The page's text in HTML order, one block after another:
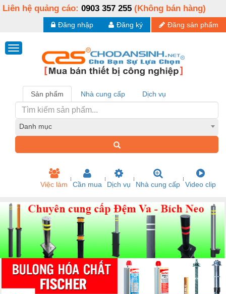
Liên hệ quảng cáo: 0903 357 255 (Không bán hàng)
Đăng sản phẩm
Đăng ký
Đăng nhập
Sản phẩm Nhà cung cấp Dịch vụ
Danh mục
Việc làm Cần mua Dịch vụ Nhà cung cấp Video clip